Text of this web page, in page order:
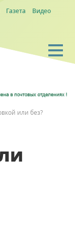
Газета
Видео
или без?